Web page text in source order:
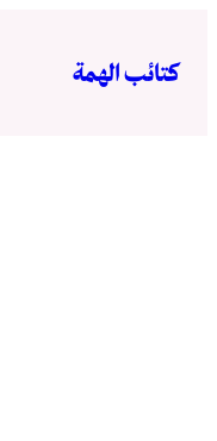
المحتوى
كتائب الهمة